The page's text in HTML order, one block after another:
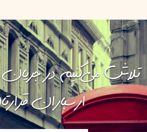
تلاش می‌کنیم در
ارسباران